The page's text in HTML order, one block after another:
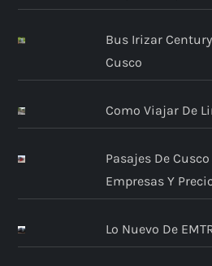
Bus Irizar Century
Cusco
Como Viajar De
Pasajes De
Empresas Y
Lo Nuevo De